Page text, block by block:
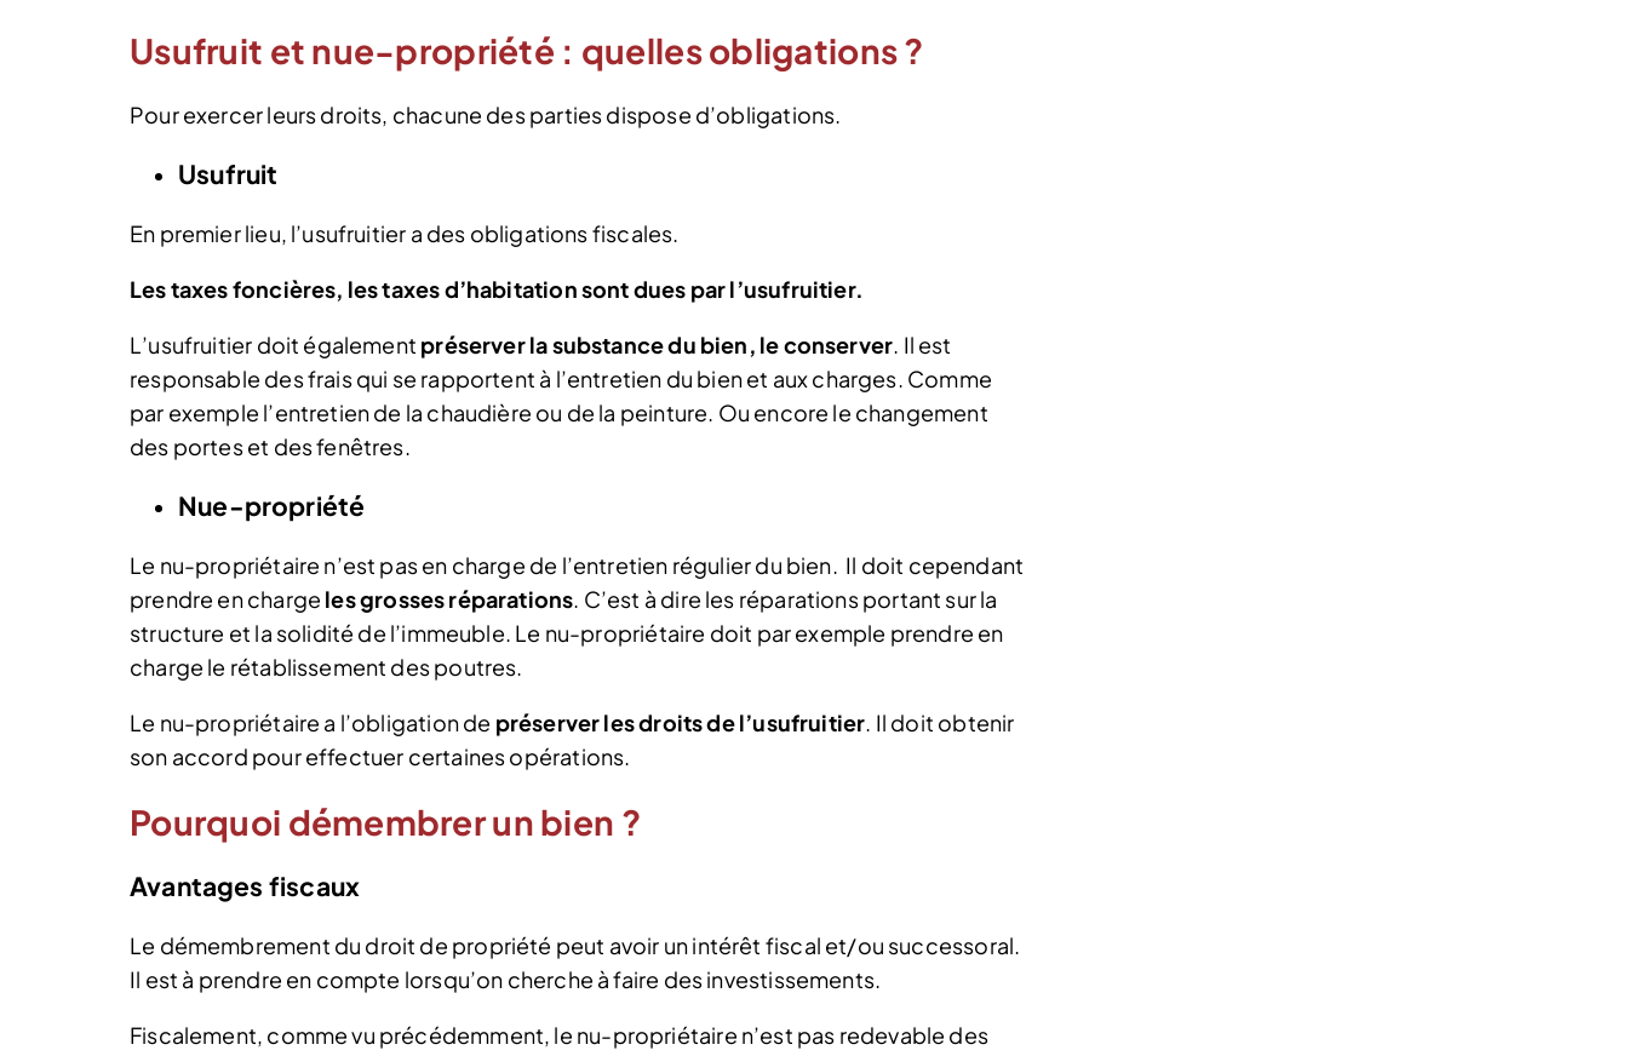
Usufruit et nue-propriété : quelles obligations ?
Pour exercer leurs droits, chacune des parties dispose d’obligations.
Usufruit
En premier lieu, l’usufruitier a des obligations fiscales.
Les taxes foncières, les taxes d’habitation sont dues par l’usufruitier.
L’usufruitier doit également préserver la substance du bien, le conserver. Il est
responsable des frais qui se rapportent à l’entretien du bien et aux charges. Comme
par exemple l’entretien de la chaudière ou de la peinture. Ou encore le changement
des portes et des fenêtres.
Nue-propriété
Le nu-propriétaire n’est pas en charge de l’entretien régulier du bien. Il doit cependant
prendre en charge les grosses réparations. C’est à dire les réparations portant sur la
structure et la solidité de l’immeuble. Le nu-propriétaire doit par exemple prendre en
charge le rétablissement des poutres.
Le nu-propriétaire a l’obligation de préserver les droits de l’usufruitier. Il doit obtenir
son accord pour effectuer certaines opérations.
Pourquoi démembrer un bien ?
Avantages fiscaux
Le démembrement du droit de propriété peut avoir un intérêt fiscal et/ou successoral.
Il est à prendre en compte lorsqu’on cherche à faire des investissements.
Fiscalement, comme vu précédemment, le nu-propriétaire n’est pas redevable des